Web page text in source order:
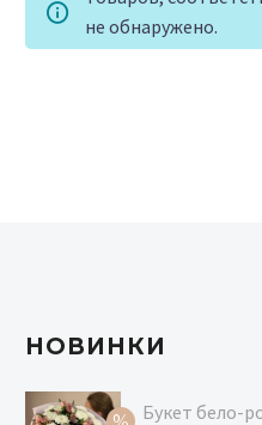
не обнаружено.
НОВИНКИ
Букет бело-